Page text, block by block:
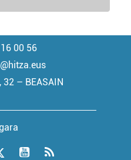
00 56
32 – BEASAIN